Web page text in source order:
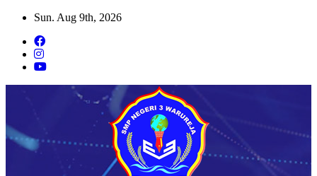
Skip
content
Sun. Aug 9th, 2026